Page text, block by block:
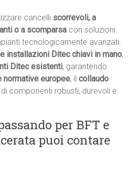
cancelli scorrevoli, a
o a scomparsa con soluzioni
tecnologicamente avanzati.
installazioni Ditec chiavi in mano,
Ditec esistenti, garantendo
normative europee, ilcollaudo
componenti robusti, durevoli e
per BFT e
puoi contare